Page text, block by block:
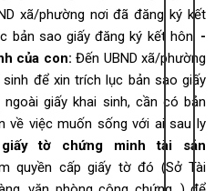
xã/phường nơi đã đăng ký kết
bản sao giấy đăng ký kết hôn. -
của con: Đến UBND xã/phường
để xin trích lục bản sao giấy
giấy khai sinh, cần có bản
về việc muốn sống với ai sau ly
tờ chứng minh tài sản
quyền cấp giấy tờ đó (Sở Tài